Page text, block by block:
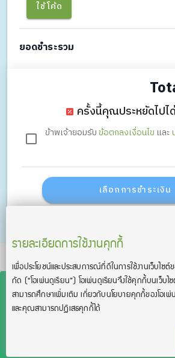
ใช้โค้ด
ยอดชำระรวม
ครั้งนี้คุณประหยัดไปไ
ข้าพเจ้ายอมรับข้อตกลงเงื่อนไข และ
เลือกการชำระเงิน
รายละเอียดการใช้งานคุกกี้
เพื่อประโยชน์และประสบการณ์ที่ดีในการใช้งานเว็บไซ
กัด (“โอเพ่นดูเรียน”)โอเพ่นดูเรียนจึงใช้คุกกี้บนเว็
สามารถศึกษาเพิ่มเติม เกี่ยวกับนโยบายคุกกี้ของโอเ
และคุณสามารถปฏิเสธคุกกี้ได้
TOEIC® and TOEFL® are registered trademarks of
(ETS). This product is not endorsed or
สงวนลิขสิทธิ์โดย บริษัท โอเพ่นดูเรียน
นโยบายความเป็น